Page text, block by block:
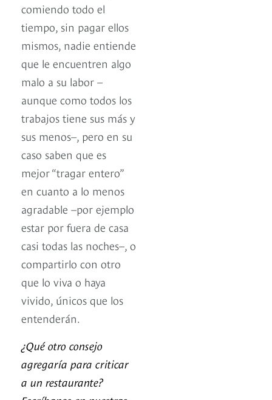
comiendo todo el
tiempo, sin pagar ellos
mismos, nadie entiende
que le encuentren algo
malo a su labor –
aunque como todos los
trabajos tiene sus más y
sus menos–, pero en su
caso saben que es
mejor “tragar entero”
en cuanto a lo menos
agradable –por ejemplo
estar por fuera de casa
casi todas las noches–, o
compartirlo con otro
que lo viva o haya
vivido, únicos que los
entenderán.
¿Qué otro consejo
agregaría para criticar
a un restaurante?